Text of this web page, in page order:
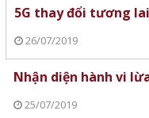
5G thay đổi tương
26/07/2019
Nhận diện hành vi
25/07/2019